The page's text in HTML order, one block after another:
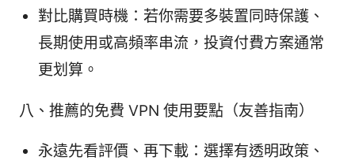
對比購買時機：若你需要多裝置同時保護、
長期使用或高頻率串流，投資付費方案通常
更划算。
八、推薦的免費 VPN 使用要點（友善指南）
永遠先看評價、再下載：選擇有透明政策、